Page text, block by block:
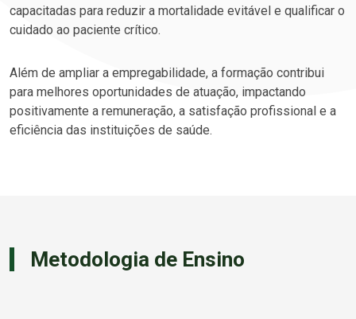
capacitadas para reduzir a mortalidade evitável e qualificar o
cuidado ao paciente crítico.
Além de ampliar a empregabilidade, a formação contribui
para melhores oportunidades de atuação, impactando
positivamente a remuneração, a satisfação profissional e a
eficiência das instituições de saúde.
Metodologia de Ensino